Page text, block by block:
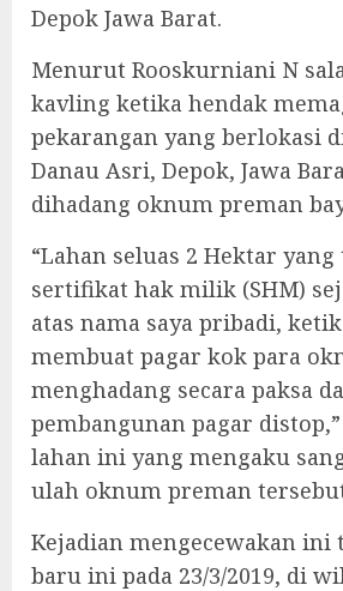
Depok Jawa Barat.
Menurut Rooskurniani N
kavling ketika hendak
pekarangan yang berlokasi
Danau Asri, Depok, Jawa
dihadang oknum preman
“Lahan seluas 2 Hektar
sertifikat hak milik (SHM)
atas nama saya pribadi,
membuat pagar kok para
menghadang secara paksa
pembangunan pagar
lahan ini yang mengaku
ulah oknum preman
Kejadian mengecewakan ini
baru ini pada 23/3/2019, di